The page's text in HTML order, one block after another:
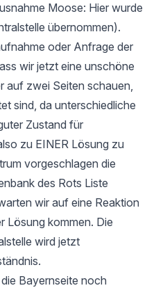
Moose: Hier wurde
übernommen).
oder Anfrage der
wir jetzt eine unschöne
auf zwei Seiten schauen,
sind, da unterschiedliche
Zustand für
zu EINER Lösung zu
vorgeschlagen die
des Rots Liste
wir auf eine Reaktion
Lösung kommen. Die
wird jetzt
Bayernseite noch